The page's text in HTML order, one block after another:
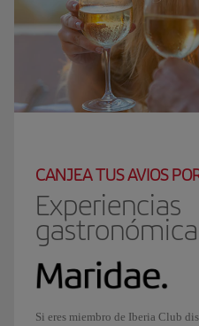
CANJEA TUS AVIOS
Experiencias
Si eres miembro de Iberia Club